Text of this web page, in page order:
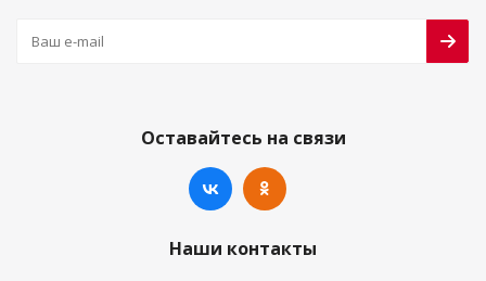
Оставайтесь на связи
Наши контакты